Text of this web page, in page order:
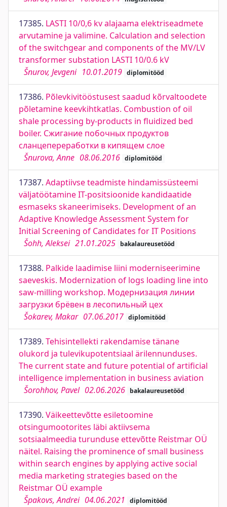
17385. LASTI 10/0,6 kv alajaama elektriseadmete
arvutamine ja valimine. Calculation and selection
of the switchgear and components of the MV/LV
transformer substation LASTI 10/0.6 kV
Šnurov, Jevgeni 10.01.2019 diplomitööd
17386. Põlevkivitööstusest saadud kõrvaltoodete
põletamine keevkihtkatlas. Combustion of oil
shale processing by-products in fluidized bed
boiler. Сжигание побочных продуктов
сланцепереработки в кипящем слое
Šnurova, Anne 08.06.2016 diplomitööd
17387. Adaptiivse teadmiste hindamissüsteemi
väljatöötamine IT-positsioonide kandidaatide
esmaseks skaneerimiseks. Development of an
Adaptive Knowledge Assessment System for
Initial Screening of Candidates for IT Positions
Šohh, Aleksei 21.01.2025 bakalaureusetööd
17388. Palkide laadimise liini moderniseerimine
saeveskis. Modernization of logs loading line into
saw-milling workshop. Модернизация линии
загрузки брёвен в лесопильный цех
Šokarev, Makar 07.06.2017 diplomitööd
17389. Tehisintellekti rakendamise tänane
olukord ja tulevikupotentsiaal ärilennunduses.
The current state and future potential of artificial
intelligence implementation in business aviation
Šorohhov, Pavel 02.06.2026 bakalaureusetööd
17390. Väikeettevõtte esiletoomine
otsingumootorites läbi aktiivsema
sotsiaalmeedia turunduse ettevõtte Reistmar OÜ
näitel. Raising the prominence of small business
within search engines by applying active social
media marketing strategies based on the
Reistmar OÜ example
Špakovs, Andrei 04.06.2021 diplomitööd